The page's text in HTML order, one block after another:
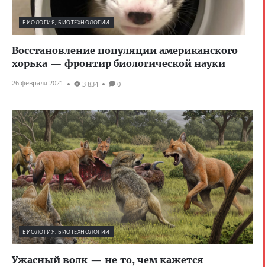
БИОЛОГИЯ, БИОТЕХНОЛОГИИ
Восстановление популяции американского
хорька — фронтир биологической науки
26 февраля 2021 3 834 0
БИОЛОГИЯ, БИОТЕХНОЛОГИИ
Ужасный волк — не то, чем кажется